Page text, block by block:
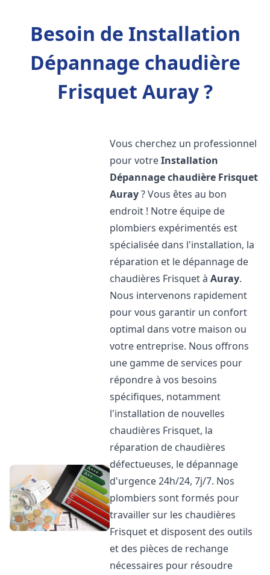
Besoin de Installation
Dépannage chaudière
Frisquet Auray ?
Vous cherchez un professionnel
pour votreInstallation
Dépannage chaudière Frisquet
Auray? Vous êtes au bon
endroit ! Notre équipe de
plombiers expérimentés est
spécialisée dans l'installation, la
réparation et le dépannage de
chaudières Frisquet àAuray.
Nous intervenons rapidement
pour vous garantir un confort
optimal dans votre maison ou
votre entreprise. Nous offrons
une gamme de services pour
répondre à vos besoins
spécifiques, notamment
l'installation de nouvelles
chaudières Frisquet, la
réparation de chaudières
défectueuses, le dépannage
d'urgence 24h/24, 7j/7. Nos
plombiers sont formés pour
travailler sur les chaudières
Frisquet et disposent des outils
et des pièces de rechange
nécessaires pour résoudre